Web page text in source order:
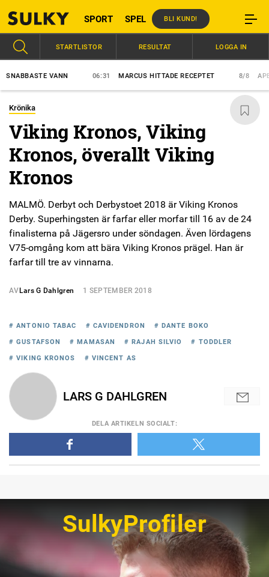
SPORT SPEL BLI KUND!
VANN 06:31 MARCUS HITTADE RECEPTET APEX
STARTLISTOR RESULTAT LOGGA IN
Krönika
Viking Kronos, Viking
Kronos, överallt Viking
Kronos
MALMÖ. Derbyt och Derbystoet 2018 är Viking Kronos
Derby. Superhingsten är farfar eller morfar till 16 av de 24
finalisterna på Jägersro under söndagen. Även lördagens
V75-omgång kom att bära Viking Kronos prägel. Han är
farfar till tre av vinnarna.
AV Lars G Dahlgren 1 SEPTEMBER 2018
# ANTONIO TABAC # CAVIDENDRON # DANTE BOKO
# GUSTAFSON # MAMASAN # RAJAH SILVIO # TODDLER
# VIKING KRONOS # VINCENT AS
LARS G DAHLGREN
DELA ARTIKELN SOCIALT:
SulkyProfiler